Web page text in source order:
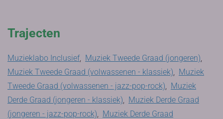
Trajecten
Muzieklabo Inclusief, Muziek Tweede Graad (jongeren),
Muziek Tweede Graad (volwassenen - klassiek), Muziek
Tweede Graad (volwassenen - jazz-pop-rock), Muziek
Derde Graad (jongeren - klassiek), Muziek Derde Graad
(jongeren - jazz-pop-rock), Muziek Derde Graad